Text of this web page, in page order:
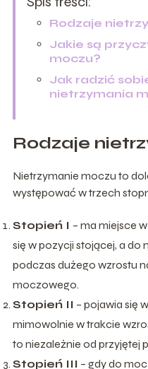
Rodzaje
Jakie są
moczu?
Jak radzić
nietrzymania
Rodzaje
Nietrzymanie moczu to
występować w trzech
Stopień I – ma miejsce
się w pozycji stojącej, a
podczas dużego wzrostu
moczowego.
Stopień II – pojawia się
mimowolnie w trakcie
to niezależnie od przyjętej
Stopień III – gdy do